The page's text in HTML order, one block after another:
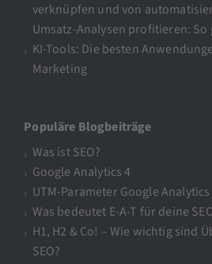
verknüpfen und von
Umsatz-Analysen profitieren: So
KI-Tools: Die besten
Marketing
Populäre Blogbeiträge
Was ist SEO?
Google Analytics 4
UTM-Parameter Google Analytics
Was bedeutet E-A-T für deine
H1, H2 & Co! – Wie wichtig sind
SEO?